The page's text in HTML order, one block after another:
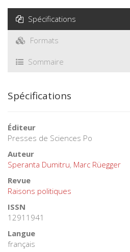
Spécifications
Formats
Sommaire
Spécifications
Éditeur
Presses de Sciences Po
Auteur
Speranta Dumitru, Marc Rüegger
Revue
Raisons politiques
ISSN
12911941
Langue
français